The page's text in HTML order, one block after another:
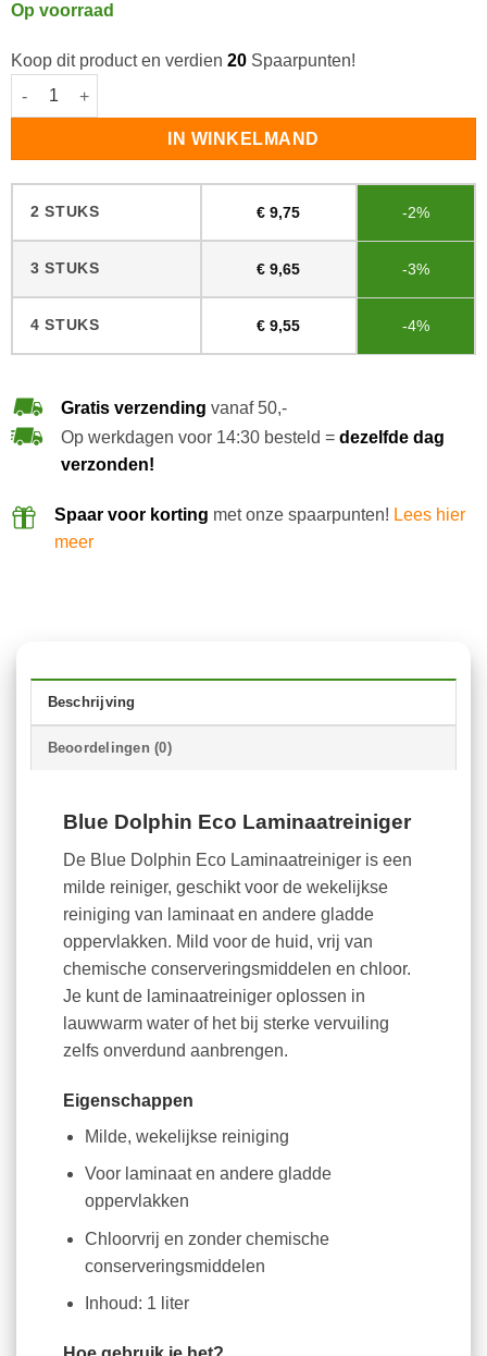
Op voorraad
Koop dit product en verdien 20Spaarpunten!
Blue Dolphin Eco Laminaatreiniger aantal
IN WINKELMAND
2 STUKS € 9,75 -2%
3 STUKS € 9,65 -3%
4 STUKS € 9,55 -4%
Gratis verzending vanaf 50,-
Op werkdagen voor 14:30 besteld = dezelfde dag
verzonden!
Spaar voor korting met onze spaarpunten! Lees hier
meer
Beschrijving
Beoordelingen (0)
Blue Dolphin Eco Laminaatreiniger
De Blue Dolphin Eco Laminaatreiniger is een
milde reiniger, geschikt voor de wekelijkse
reiniging van laminaat en andere gladde
oppervlakken. Mild voor de huid, vrij van
chemische conserveringsmiddelen en chloor.
Je kunt de laminaatreiniger oplossen in
lauwwarm water of het bij sterke vervuiling
zelfs onverdund aanbrengen.
Eigenschappen
Milde, wekelijkse reiniging
Voor laminaat en andere gladde
oppervlakken
Chloorvrij en zonder chemische
conserveringsmiddelen
Inhoud: 1 liter